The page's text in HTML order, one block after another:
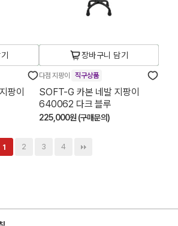
팡이
장바구니 담기
다점 지팡이 직구상품
SOFT-G 카본 네발 지팡이
640062 다크 블루
225,000원 (구매문의)
1 2 3 4